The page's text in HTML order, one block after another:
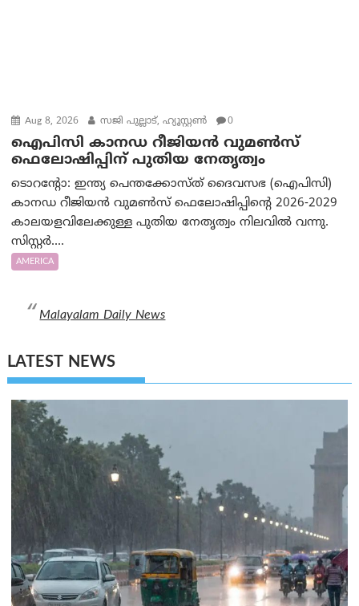
Aug 8, 2026 സജി പുല്ലാട്, ഹ്യൂസ്റ്റൺ 0
ഐപിസി കാനഡ റീജിയൻ വുമൺസ്
ഫെലോഷിപ്പിന് പുതിയ നേതൃത്വം
ടൊറന്റോ: ഇന്ത്യ പെന്തക്കോസ്ത് ദൈവസഭ (ഐപിസി)
കാനഡ റീജിയൻ വുമൺസ് ഫെലോഷിപ്പിന്റെ 2026-2029
കാലയളവിലേക്കുള്ള പുതിയ നേതൃത്വം നിലവിൽ വന്നു.
സിസ്റ്റർ....
AMERICA
Malayalam Daily News
LATEST NEWS